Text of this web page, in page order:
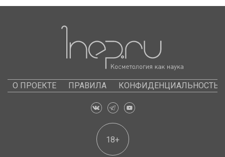
О ПРОЕКТЕ ПРАВИЛА КОНФИДЕНЦИАЛЬНОСТЬ
18+